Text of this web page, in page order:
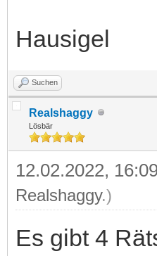
Hausigel
Suchen
Realshaggy
Lösbär
12.02.2022,
Realshaggy.)
Es gibt 4